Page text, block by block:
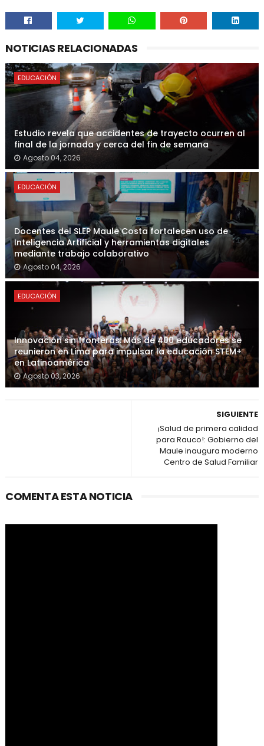
NOTICIAS RELACIONADAS
EDUCACIÓN
Estudio revela que accidentes de trayecto ocurren al
final de la jornada y cerca del fin de semana
Agosto 04, 2026
EDUCACIÓN
Docentes del SLEP Maule Costa fortalecen uso de
Inteligencia Artificial y herramientas digitales
mediante trabajo colaborativo
Agosto 04, 2026
EDUCACIÓN
Innovación sin fronteras: Más de 400 educadores se
reunieron en Lima para impulsar la educación STEM+
en Latinoamérica
Agosto 03, 2026
SIGUIENTE
¡Salud de primera calidad
para Rauco!: Gobierno del
Maule inaugura moderno
Centro de Salud Familiar
COMENTA ESTA NOTICIA